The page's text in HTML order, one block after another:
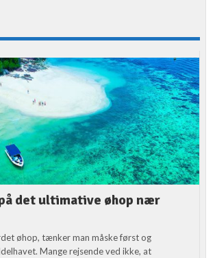
det ultimative øhop nær
øhop, tænker man måske først og
Mange rejsende ved ikke, at